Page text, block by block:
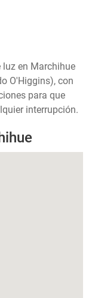
luz en Marchihue
O'Higgins), con
para que
interrupción.